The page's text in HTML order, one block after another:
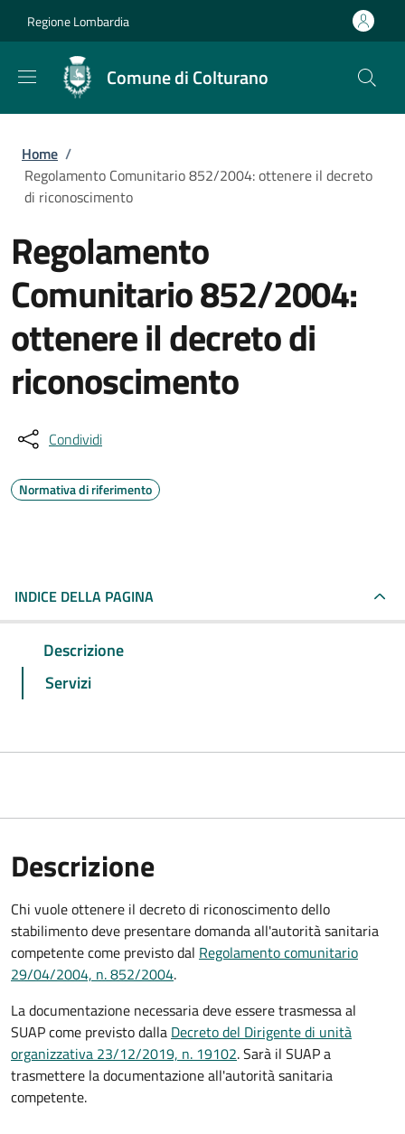
Regione Lombardia
Comune di Colturano
Briciole di pane
Home /
Regolamento Comunitario 852/2004: ottenere il decreto
di riconoscimento
Regolamento
Comunitario 852/2004:
ottenere il decreto di
riconoscimento
Condividi
Normativa di riferimento
INDICE DELLA PAGINA
Descrizione
Servizi
Descrizione
Chi vuole ottenere il decreto di riconoscimento dello
stabilimento deve presentare domanda all'autorità sanitaria
competente come previsto dal Regolamento comunitario
29/04/2004, n. 852/2004.
La documentazione necessaria deve essere trasmessa al
SUAP come previsto dalla Decreto del Dirigente di unità
organizzativa 23/12/2019, n. 19102. Sarà il SUAP a
trasmettere la documentazione all'autorità sanitaria
competente.